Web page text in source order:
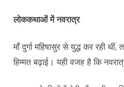
लोककथाओं में नवरात्र
माँ दुर्गा महिषासुर से युद्ध कर रही
हिम्मत बढ़ाई। यही वजह है कि